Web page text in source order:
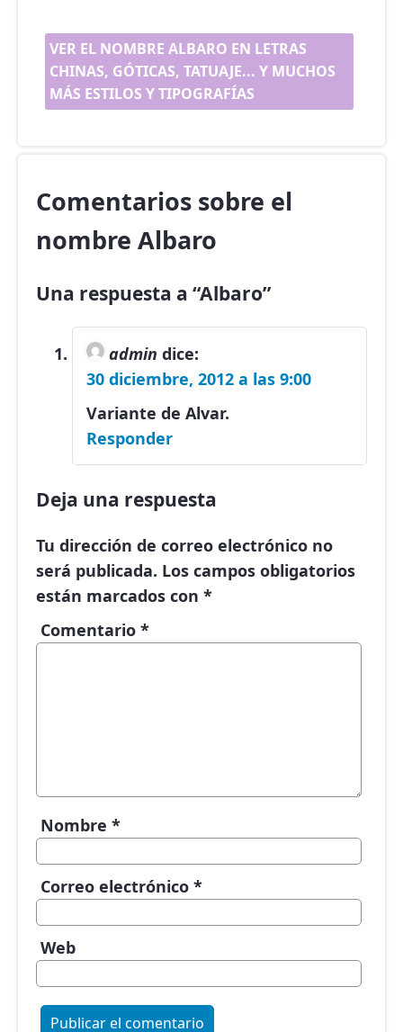
VER EL NOMBRE ALBARO EN LETRAS
CHINAS, GÓTICAS, TATUAJE... Y MUCHOS
MÁS ESTILOS Y TIPOGRAFÍAS
Comentarios sobre el
nombre Albaro
Una respuesta a “Albaro”
admin dice:
30 diciembre, 2012 a las 9:00
Variante de Alvar.
Responder
Deja una respuesta
Tu dirección de correo electrónico no
será publicada. Los campos obligatorios
están marcados con *
Comentario *
Nombre *
Correo electrónico *
Web